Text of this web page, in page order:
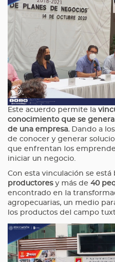
Este acuerdo permite la
conocimiento que se genera
de una empresa. Dando a
de conocer y generar
que enfrentan los
iniciar un negocio.
Con esta vinculación se
productores y más de 40
encontrado en la
agropecuarias, un medio
los productos del campo